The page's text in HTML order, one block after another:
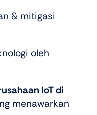
& mitigasi
oleh
IoT di
menawarkan